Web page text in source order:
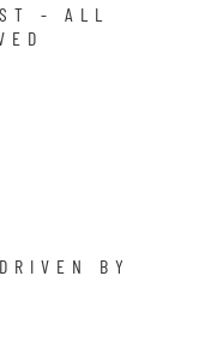
- ALL
BY